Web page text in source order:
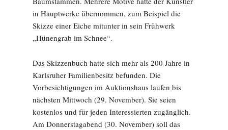
in Hauptwerke übernommen, zum Beispiel die
Skizze einer Eiche mitunter in sein Frühwerk
„Hünengrab im Schnee“.
Das Skizzenbuch hatte sich mehr als 200 Jahre in
Karlsruher Familienbesitz befunden. Die
Vorbesichtigungen im Auktionshaus laufen bis
nächsten Mittwoch (29. November). Sie seien
kostenlos und für jeden Interessierten zugänglich.
Am Donnerstagabend (30. November) soll das